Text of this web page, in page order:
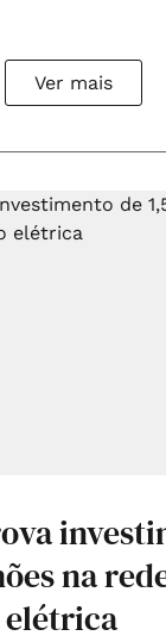
Ver mais
na